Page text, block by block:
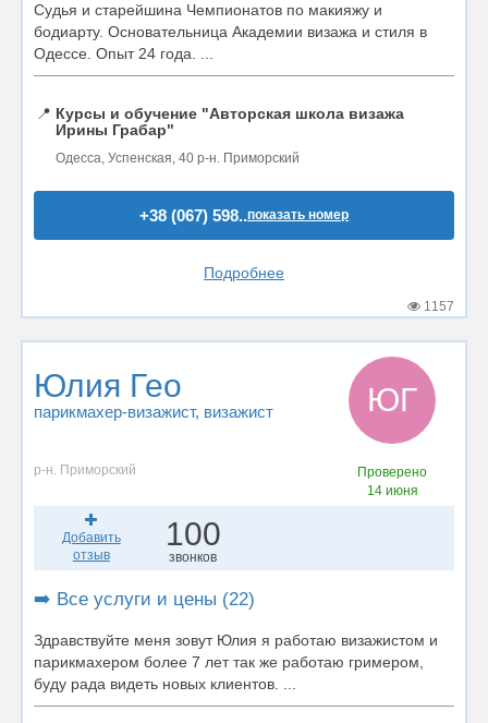
Судья и старейшина Чемпионатов по макияжу и
бодиарту. Основательница Академии визажа и стиля в
Одессе. Опыт 24 года. ...
📍 Курсы и обучение "Авторская школа визажа
Ирины Грабар"
Одесса, Успенская, 40 р-н. Приморский
+38 (067) 598..показать номер
Подробнее
1157
Юлия Гео
парикмахер-визажист, визажист ЮГ
р-н. Приморский
Проверено
14 июня
Добавить
отзыв
100
звонков
➡️ Все услуги и цены (22)
Здравствуйте меня зовут Юлия я работаю визажистом и
парикмахером более 7 лет так же работаю гримером,
буду рада видеть новых клиентов. ...